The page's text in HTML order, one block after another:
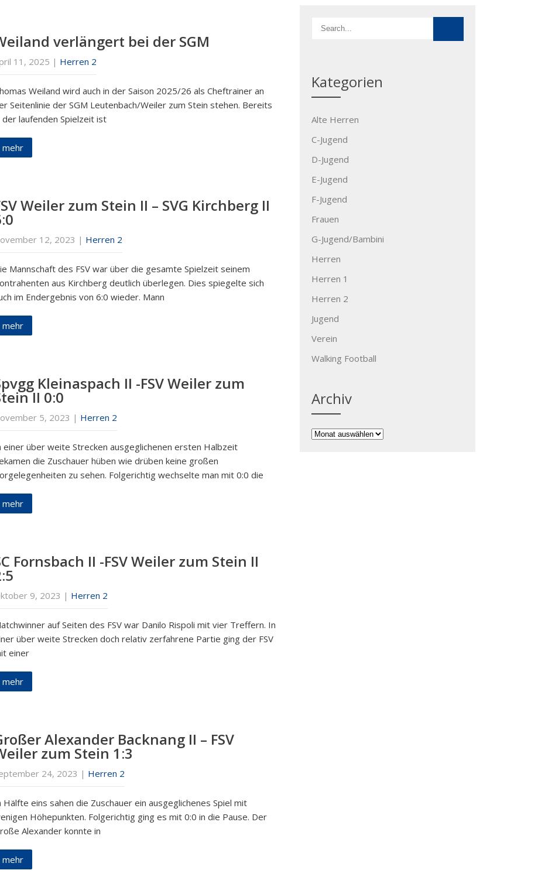
verlängert bei der SGM
11, 2025 | Herren 2
Weiland wird auch in der Saison 2025/26 als Cheftrainer an
Seitenlinie der SGM Leutenbach/Weiler zum Stein stehen. Bereits
der laufenden Spielzeit ist
mehr
Weiler zum Stein II – SVG Kirchberg II
12, 2023 | Herren 2
Mannschaft des FSV war über die gesamte Spielzeit seinem
aus Kirchberg deutlich überlegen. Dies spiegelte sich
im Endergebnis von 6:0 wieder. Mann
mehr
Kleinaspach II -FSV Weiler zum
II 0:0
5, 2023 | Herren 2
einer über weite Strecken ausgeglichenen ersten Halbzeit
die Zuschauer hüben wie drüben keine großen
zu sehen. Folgerichtig wechselte man mit 0:0 die
mehr
Fornsbach II -FSV Weiler zum Stein II
9, 2023 | Herren 2
auf Seiten des FSV war Danilo Rispoli mit vier Treffern. In
über weite Strecken doch relativ zerfahrene Partie ging der FSV
einer
mehr
Alexander Backnang II – FSV
zum Stein 1:3
24, 2023 | Herren 2
Hälfte eins sahen die Zuschauer ein ausgeglichenes Spiel mit
Höhepunkten. Folgerichtig ging es mit 0:0 in die Pause. Der
Alexander konnte in
mehr
Kategorien
Alte Herren
C-Jugend
D-Jugend
E-Jugend
F-Jugend
Frauen
G-Jugend/Bambini
Herren
Herren 1
Herren 2
Jugend
Verein
Walking Football
Archiv
Archiv